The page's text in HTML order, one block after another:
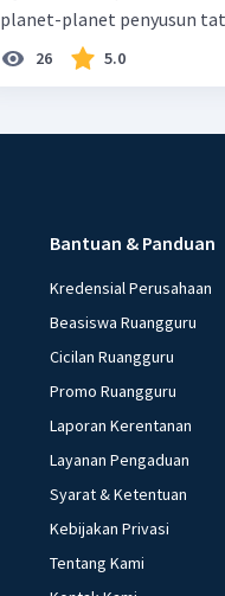
planet-planet penyusun
26 5.0
Bantuan & Panduan
Kredensial Perusahaan
Beasiswa Ruangguru
Cicilan Ruangguru
Promo Ruangguru
Laporan Kerentanan
Layanan Pengaduan
Syarat & Ketentuan
Kebijakan Privasi
Tentang Kami